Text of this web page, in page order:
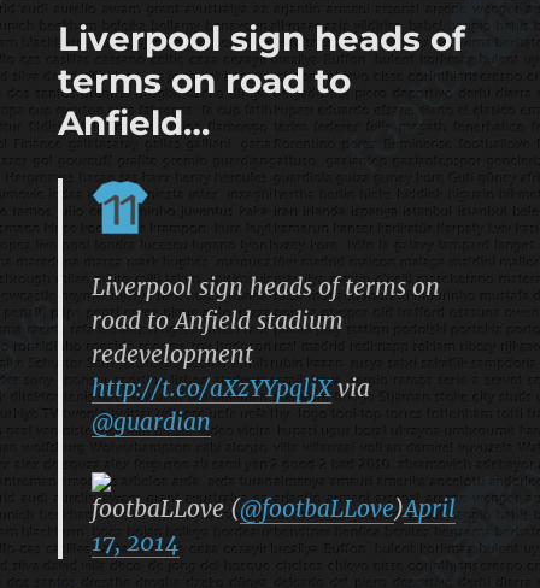
Liverpool sign heads of
terms on road to
Anfield…
Liverpool sign heads of terms on
road to Anfield stadium
redevelopment
http://t.co/aXzYYpqljXvia
@guardian
footbaLLove (@footbaLLove)April
17, 2014